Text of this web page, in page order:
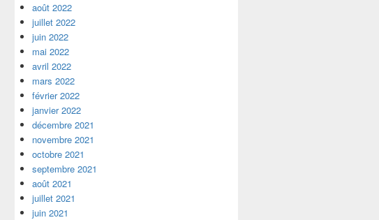
août 2022
juillet 2022
juin 2022
mai 2022
avril 2022
mars 2022
février 2022
janvier 2022
décembre 2021
novembre 2021
octobre 2021
septembre 2021
août 2021
juillet 2021
juin 2021